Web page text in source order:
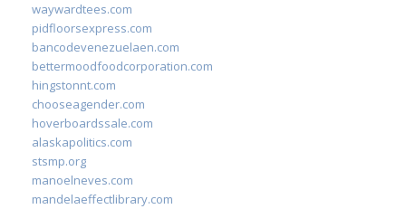
waywardtees.com
pidfloorsexpress.com
bancodevenezuelaen.com
bettermoodfoodcorporation.com
hingstonnt.com
chooseagender.com
hoverboardssale.com
alaskapolitics.com
stsmp.org
manoelneves.com
mandelaeffectlibrary.com